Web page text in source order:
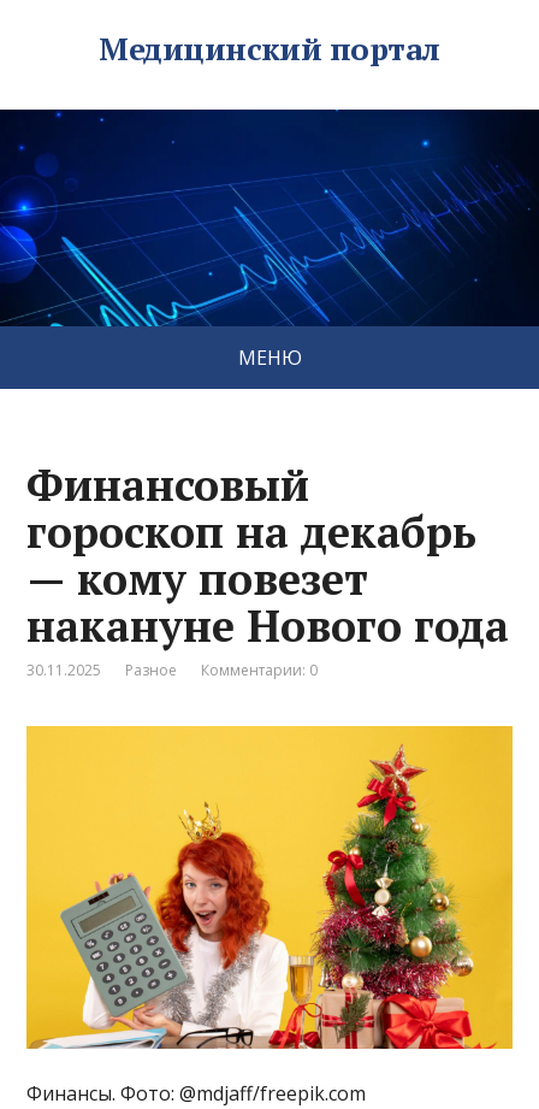
Медицинский портал
МЕНЮ
Финансовый
гороскоп на декабрь
— кому повезет
накануне Нового года
30.11.2025 Разное Комментарии: 0
Финансы. Фото: @mdjaff/freepik.com